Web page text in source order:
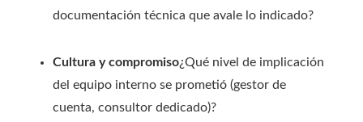
documentación técnica que avale lo indicado?
Cultura y compromiso¿Qué nivel de implicación
del equipo interno se prometió (gestor de
cuenta, consultor dedicado)?